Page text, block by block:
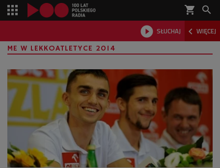
shopping_cart 
 SŁUCHAJ  WIĘCEJ

ME W LEKKOATLETYCE 2014